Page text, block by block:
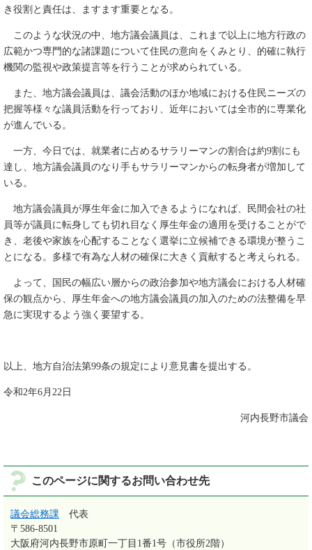
き役割と責任は、ますます重要となる。
このような状況の中、地方議会議員は、これまで以上に地方行政の
広範かつ専門的な諸課題について住民の意向をくみとり、的確に執行
機関の監視や政策提言等を行うことが求められている。
また、地方議会議員は、議会活動のほか地域における住民ニーズの
把握等様々な議員活動を行っており、近年においては全市的に専業化
が進んでいる。
一方、今日では、就業者に占めるサラリーマンの割合は約9割にも
達し、地方議会議員のなり手もサラリーマンからの転身者が増加して
いる。
地方議会議員が厚生年金に加入できるようになれば、民間会社の社
員等が議員に転身しても切れ目なく厚生年金の適用を受けることがで
き、老後や家族を心配することなく選挙に立候補できる環境が整うこ
とになる。多様で有為な人材の確保に大きく貢献すると考えられる。
よって、国民の幅広い層からの政治参加や地方議会における人材確
保の観点から、厚生年金への地方議会議員の加入のための法整備を早
急に実現するよう強く要望する。
以上、地方自治法第99条の規定により意見書を提出する。
令和2年6月22日
河内長野市議会
このページに関するお問い合わせ先
議会総務課
代表
〒586-8501
大阪府河内長野市原町一丁目1番1号（市役所2階）